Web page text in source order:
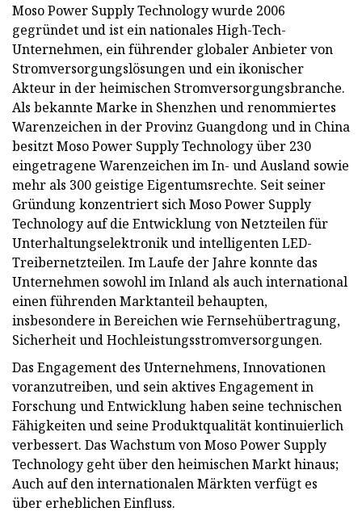
Moso Power Supply Technology wurde 2006
gegründet und ist ein nationales High-Tech-
Unternehmen, ein führender globaler Anbieter von
Stromversorgungslösungen und ein ikonischer
Akteur in der heimischen Stromversorgungsbranche.
Als bekannte Marke in Shenzhen und renommiertes
Warenzeichen in der Provinz Guangdong und in China
besitzt Moso Power Supply Technology über 230
eingetragene Warenzeichen im In- und Ausland sowie
mehr als 300 geistige Eigentumsrechte. Seit seiner
Gründung konzentriert sich Moso Power Supply
Technology auf die Entwicklung von Netzteilen für
Unterhaltungselektronik und intelligenten LED-
Treibernetzteilen. Im Laufe der Jahre konnte das
Unternehmen sowohl im Inland als auch international
einen führenden Marktanteil behaupten,
insbesondere in Bereichen wie Fernsehübertragung,
Sicherheit und Hochleistungsstromversorgungen.
Das Engagement des Unternehmens, Innovationen
voranzutreiben, und sein aktives Engagement in
Forschung und Entwicklung haben seine technischen
Fähigkeiten und seine Produktqualität kontinuierlich
verbessert. Das Wachstum von Moso Power Supply
Technology geht über den heimischen Markt hinaus;
Auch auf den internationalen Märkten verfügt es
über erheblichen Einfluss.